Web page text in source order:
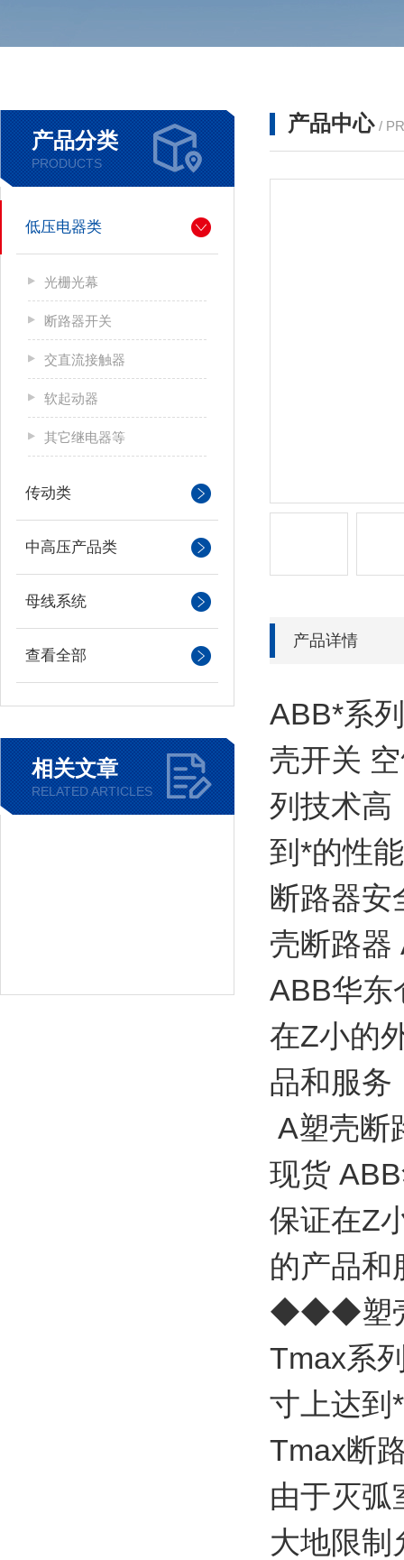
产品分类
PRODUCTS
低压电器类
光栅光幕
断路器开关
交直流接触器
软起动器
其它继电器等
传动类
中高压产品类
母线系统
查看全部
相关文章
RELATED ARTICLES
产品中心 /
产品详情
ABB*系
壳开关
列技术高
到*的性
断路器安
壳断路器
ABB华东
在Z小的
品和服务
A塑壳断
现货
保证在Z
的产品和
◆◆◆塑
Tmax系
寸上达到
Tmax断
由于灭弧
大地限制